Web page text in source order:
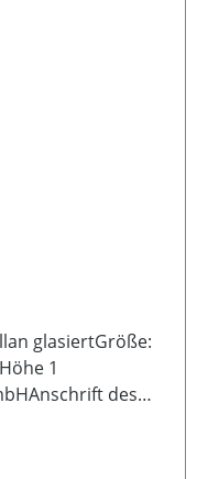
glasiertGröße:
1
des
(E-Mail,